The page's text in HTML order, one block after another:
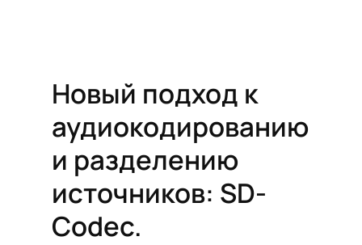
Новый подход к
аудиокодированию
и разделению
источников: SD-
Codec.